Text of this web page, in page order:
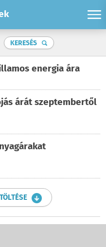
KERESÉS
energia ára
árát szeptembertől